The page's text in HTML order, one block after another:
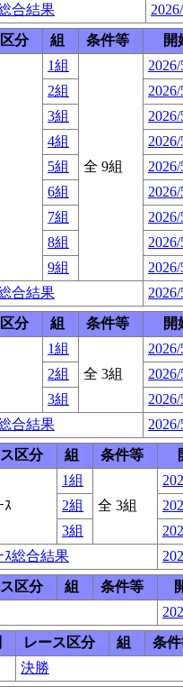
合結果
分 組 条件等
開
1組
全 9組
2組
3組
4組
5組
6組
7組
8組
9組
合結果
分 組 条件等
開
1組
全 3組
2組
3組
合結果
区分 組 条件等
ｽ
1組
全 3組
2組
3組
ｽ総合結果
区分 組 条件等
レース区分 組
条
決勝